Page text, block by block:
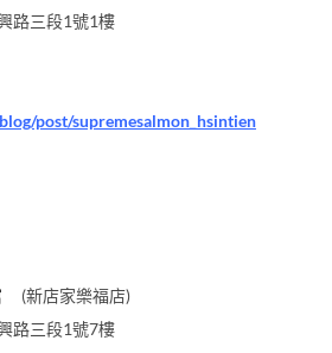
路三段1號1樓
post/supremesalmon_hsintien
(新店家樂福店)
路三段1號7樓